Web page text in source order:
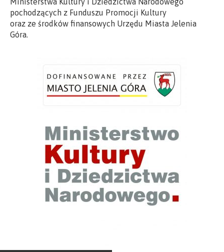
pochodzących z Funduszu Promocji Kultury
oraz ze środków finansowych Urzędu Miasta Jelenia
Góra.